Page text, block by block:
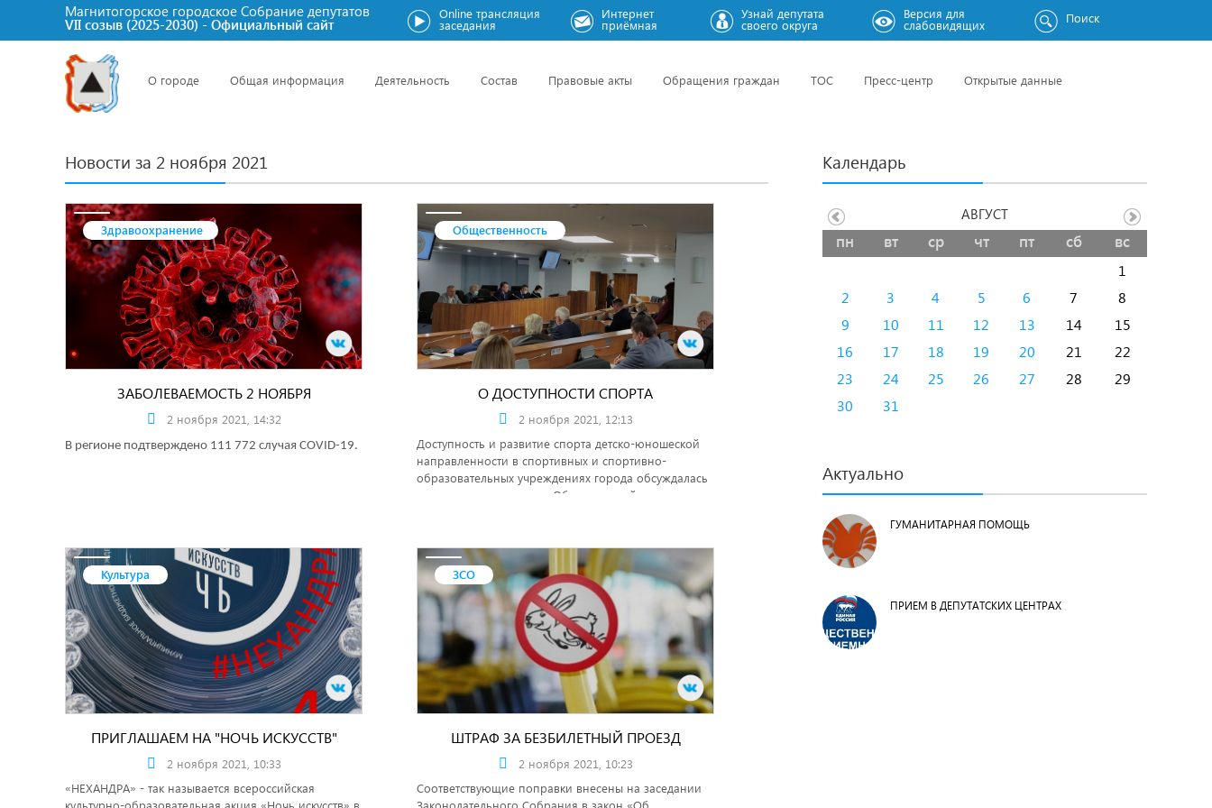
Магнитогорское городское Cобрание депутатов
VII созыв (2025-2030) - Официальный сайт
Online трансляция
заседания
Интернет
приёмная
Узнай депутата
своего округа
Версия для
слабовидящих Поиск
О городе Общая информация Деятельность Состав Правовые акты Обращения граждан ТОС Пресс-центр Открытые данные
Новости за 2 ноября 2021
Здравоохранение
ЗАБОЛЕВАЕМОСТЬ 2 НОЯБРЯ
2 ноября 2021, 14:32
В регионе подтверждено 111 772 случая COVID-19.
Общественность
О ДОСТУПНОСТИ СПОРТА
2 ноября 2021, 12:13
Доступность и развитие спорта детско-юношеской
направленности в спортивных и спортивно-
образовательных учреждениях города обсуждалась
на недавнем заседании Общественной палаты.
Культура
ПРИГЛАШАЕМ НА "НОЧЬ ИСКУССТВ"
2 ноября 2021, 10:33
«НЕХАНДРА» - так называется всероссийская
культурно-образовательная акция «Ночь искусств» в
ЗСО
ШТРАФ ЗА БЕЗБИЛЕТНЫЙ ПРОЕЗД
2 ноября 2021, 10:23
Соответствующие поправки внесены на заседании
Законодательного Собрания в закон «Об
Календарь
пн вт ср чт пт сб вс
1
2
3 4 5 6 7
8
9
10 11 12 13 14
15
16
17 18 19 20 21
22
23
24 25 26 27 28
29
30
31
АВГУСТ
Актуально
ГУМАНИТАРНАЯ ПОМОЩЬ
ПРИЕМ В ДЕПУТАТСКИХ ЦЕНТРАХ